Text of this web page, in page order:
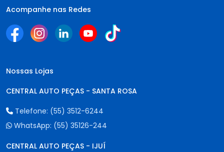
Acompanhe nas Redes
Nossas Lojas
CENTRAL AUTO PEÇAS - SANTA ROSA
Telefone: (55) 3512-6244
WhatsApp: (55) 35126-244
CENTRAL AUTO PEÇAS - IJUÍ